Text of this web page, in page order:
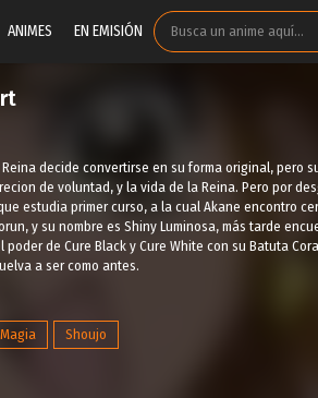
ANIMES EN EMISIÓN
decide convertirse en su forma original, pero
de voluntad, y la vida de la Reina. Pero por
estudia primer curso, a la cual Akane encontro
y su nombre es Shiny Luminosa, más tarde
de Cure Black y Cure White con su Batuta
a ser como antes.
Magia Shoujo